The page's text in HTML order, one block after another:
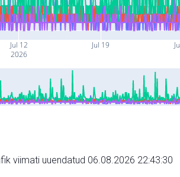
Jul 12
2026
Jul 19
viimati uuendatud 06.08.2026 22:43:30